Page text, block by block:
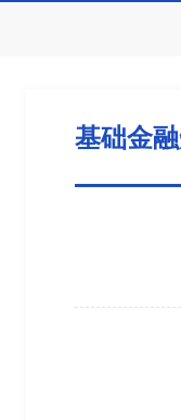
基础金